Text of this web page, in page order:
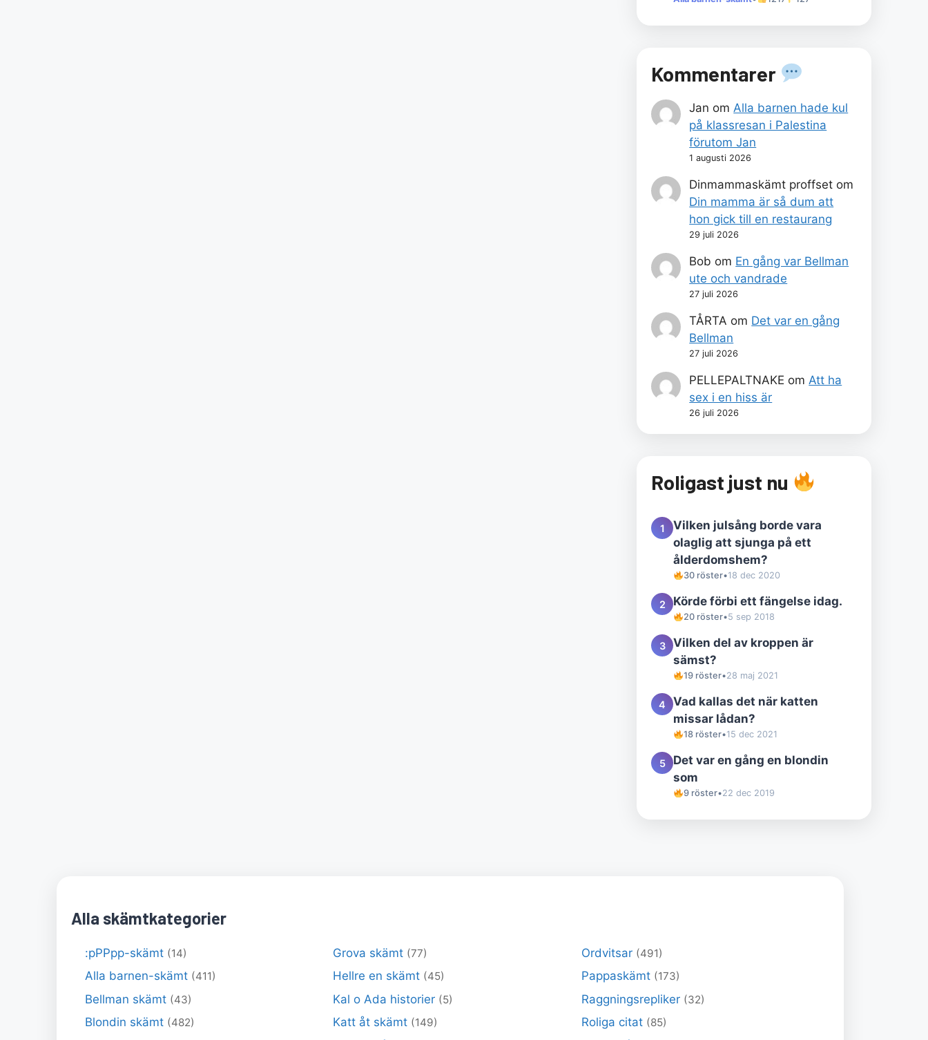
Kommentarer
Jan om Alla barnen hade kul
på klassresan i Palestina
förutom Jan
1 augusti 2026
Dinmammaskämt proffset om
Din mamma är så dum att
hon gick till en restaurang
29 juli 2026
Bob om En gång var Bellman
ute och vandrade
27 juli 2026
TÅRTA om Det var en gång
Bellman
27 juli 2026
PELLEPALTNAKE om Att ha
sex i en hiss är
26 juli 2026
Roligast just nu
1
Vilken julsång borde vara
olaglig att sjunga på ett
ålderdomshem?
30 röster•18 dec 2020
2 Körde förbi ett fängelse idag.
20 röster•5 sep 2018
3
Vilken del av kroppen är
sämst?
19 röster•28 maj 2021
4
Vad kallas det när katten
missar lådan?
18 röster•15 dec 2021
5
Det var en gång en blondin
som
9 röster•22 dec 2019
Alla skämtkategorier
:pPPpp-skämt (14)
Alla barnen-skämt (411)
Bellman skämt (43)
Blondin skämt (482)
Grova skämt (77)
Hellre en skämt (45)
Kal o Ada historier (5)
Katt åt skämt (149)
Ordvitsar (491)
Pappaskämt (173)
Raggningsrepliker (32)
Roliga citat (85)